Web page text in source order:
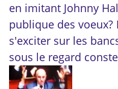
en imitant Johnny
publique des voeux?
s'exciter sur les
sous le regard